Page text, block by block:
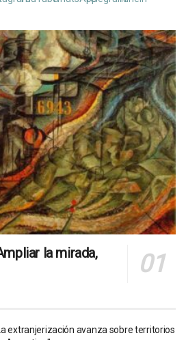
la mirada,
extranjerización avanza sobre territorios